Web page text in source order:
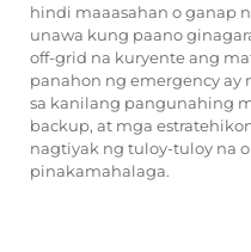
hindi maaasahan o ganap
unawa kung paano
off-grid na kuryente ang
panahon ng emergency
sa kanilang pangunahing
backup, at mga
nagtiyak ng tuloy-tuloy na
pinakamahalaga.